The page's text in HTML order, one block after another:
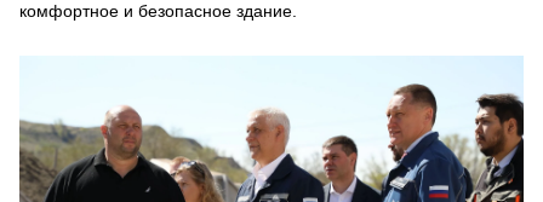
комфортное и безопасное здание.